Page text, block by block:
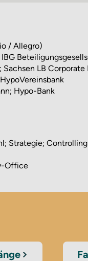
/ Allegro)
LB
Hypo-Bank
Strategie; Controlling
Office